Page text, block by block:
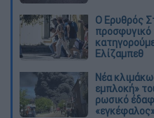
Ο Ερυθρός
προσφυγικό
Ελίζαμπεθ
Νέα
εμπλοκή»
ρωσικό